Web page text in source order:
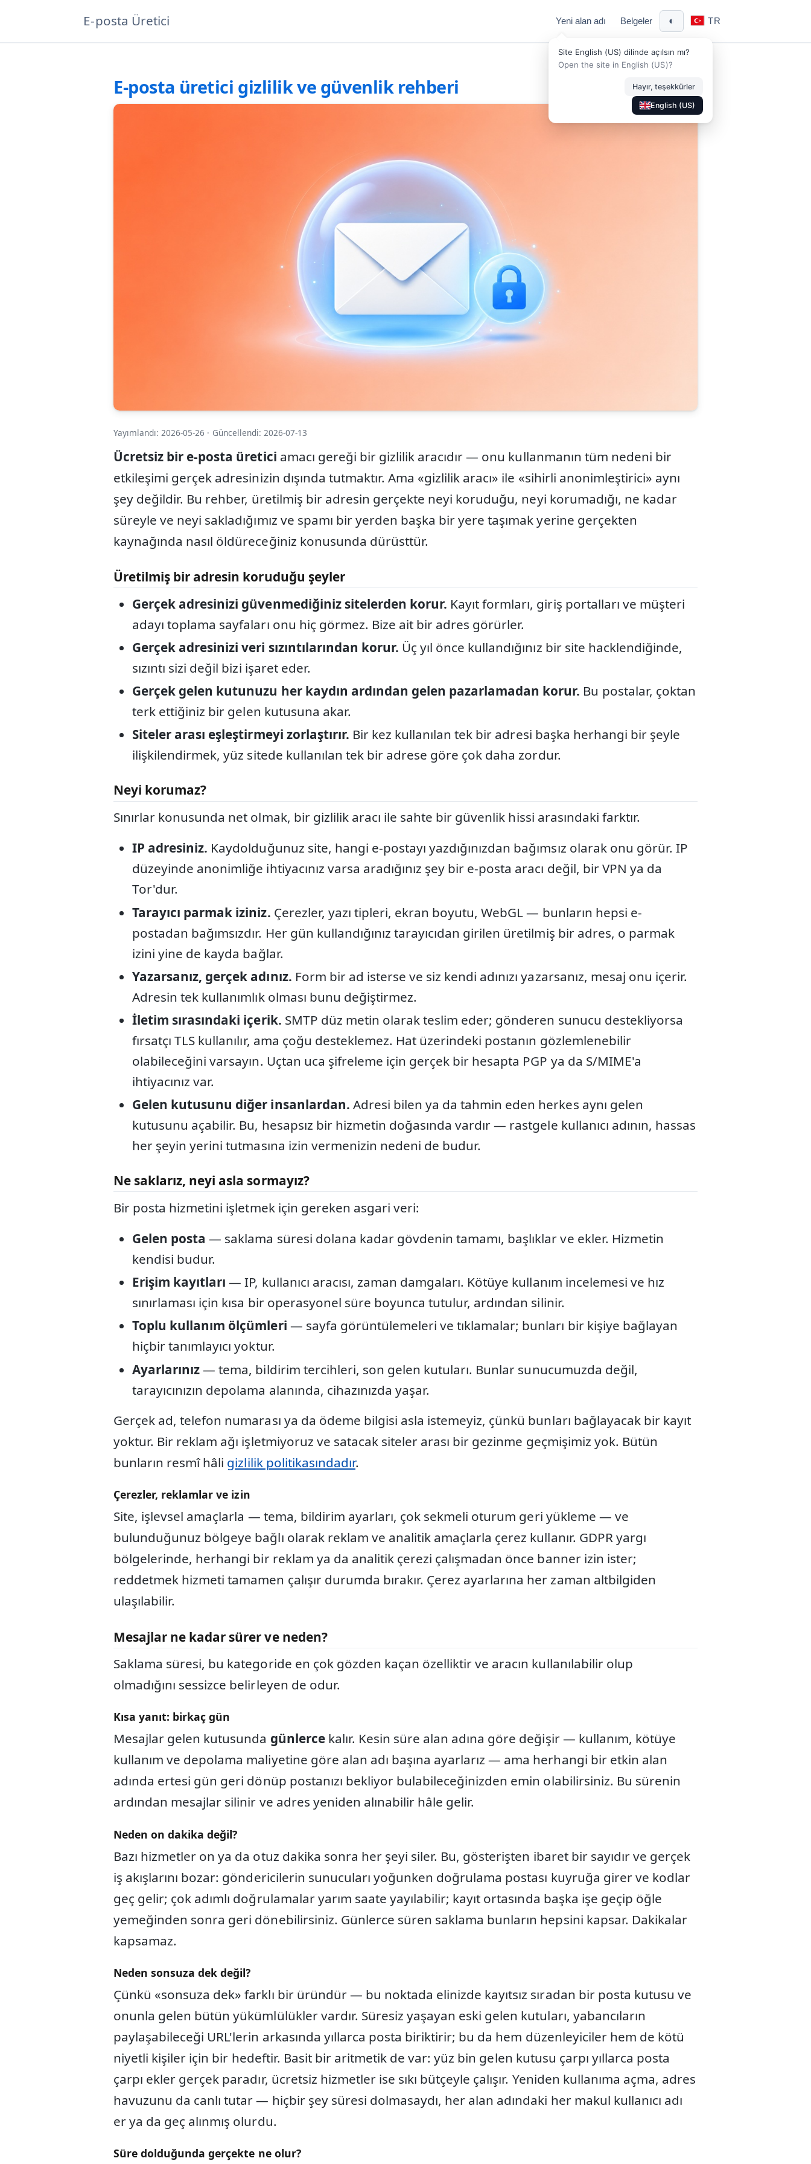
E-posta Üretici Yeni alan adı Belgeler ◐ TR
Site English (US) dilinde açılsın mı?
Open the site in English (US)?
Hayır, teşekkürler
English (US)
E-posta üretici gizlilik ve güvenlik rehberi
Yayımlandı: 2026-05-26 · Güncellendi: 2026-07-13
Ücretsiz bir e-posta üretici amacı gereği bir gizlilik aracıdır — onu kullanmanın tüm nedeni bir
etkileşimi gerçek adresinizin dışında tutmaktır. Ama «gizlilik aracı» ile «sihirli anonimleştirici» aynı
şey değildir. Bu rehber, üretilmiş bir adresin gerçekte neyi koruduğu, neyi korumadığı, ne kadar
süreyle ve neyi sakladığımız ve spamı bir yerden başka bir yere taşımak yerine gerçekten
kaynağında nasıl öldüreceğiniz konusunda dürüsttür.
Üretilmiş bir adresin koruduğu şeyler
Gerçek adresinizi güvenmediğiniz sitelerden korur. Kayıt formları, giriş portalları ve müşteri
adayı toplama sayfaları onu hiç görmez. Bize ait bir adres görürler.
Gerçek adresinizi veri sızıntılarından korur. Üç yıl önce kullandığınız bir site hacklendiğinde,
sızıntı sizi değil bizi işaret eder.
Gerçek gelen kutunuzu her kaydın ardından gelen pazarlamadan korur. Bu postalar, çoktan
terk ettiğiniz bir gelen kutusuna akar.
Siteler arası eşleştirmeyi zorlaştırır. Bir kez kullanılan tek bir adresi başka herhangi bir şeyle
ilişkilendirmek, yüz sitede kullanılan tek bir adrese göre çok daha zordur.
Neyi korumaz?
Sınırlar konusunda net olmak, bir gizlilik aracı ile sahte bir güvenlik hissi arasındaki farktır.
IP adresiniz. Kaydolduğunuz site, hangi e-postayı yazdığınızdan bağımsız olarak onu görür. IP
düzeyinde anonimliğe ihtiyacınız varsa aradığınız şey bir e-posta aracı değil, bir VPN ya da
Tor'dur.
Tarayıcı parmak iziniz. Çerezler, yazı tipleri, ekran boyutu, WebGL — bunların hepsi e-
postadan bağımsızdır. Her gün kullandığınız tarayıcıdan girilen üretilmiş bir adres, o parmak
izini yine de kayda bağlar.
Yazarsanız, gerçek adınız. Form bir ad isterse ve siz kendi adınızı yazarsanız, mesaj onu içerir.
Adresin tek kullanımlık olması bunu değiştirmez.
İletim sırasındaki içerik. SMTP düz metin olarak teslim eder; gönderen sunucu destekliyorsa
fırsatçı TLS kullanılır, ama çoğu desteklemez. Hat üzerindeki postanın gözlemlenebilir
olabileceğini varsayın. Uçtan uca şifreleme için gerçek bir hesapta PGP ya da S/MIME'a
ihtiyacınız var.
Gelen kutusunu diğer insanlardan. Adresi bilen ya da tahmin eden herkes aynı gelen
kutusunu açabilir. Bu, hesapsız bir hizmetin doğasında vardır — rastgele kullanıcı adının, hassas
her şeyin yerini tutmasına izin vermenizin nedeni de budur.
Ne saklarız, neyi asla sormayız?
Bir posta hizmetini işletmek için gereken asgari veri:
Gelen posta — saklama süresi dolana kadar gövdenin tamamı, başlıklar ve ekler. Hizmetin
kendisi budur.
Erişim kayıtları — IP, kullanıcı aracısı, zaman damgaları. Kötüye kullanım incelemesi ve hız
sınırlaması için kısa bir operasyonel süre boyunca tutulur, ardından silinir.
Toplu kullanım ölçümleri — sayfa görüntülemeleri ve tıklamalar; bunları bir kişiye bağlayan
hiçbir tanımlayıcı yoktur.
Ayarlarınız— tema, bildirim tercihleri, son gelen kutuları. Bunlar sunucumuzda değil,
tarayıcınızın depolama alanında, cihazınızda yaşar.
Gerçek ad, telefon numarası ya da ödeme bilgisi asla istemeyiz, çünkü bunları bağlayacak bir kayıt
yoktur. Bir reklam ağı işletmiyoruz ve satacak siteler arası bir gezinme geçmişimiz yok. Bütün
bunların resmî hâli gizlilik politikasındadır.
Çerezler, reklamlar ve izin
Site, işlevsel amaçlarla — tema, bildirim ayarları, çok sekmeli oturum geri yükleme — ve
bulunduğunuz bölgeye bağlı olarak reklam ve analitik amaçlarla çerez kullanır. GDPR yargı
bölgelerinde, herhangi bir reklam ya da analitik çerezi çalışmadan önce banner izin ister;
reddetmek hizmeti tamamen çalışır durumda bırakır. Çerez ayarlarına her zaman altbilgiden
ulaşılabilir.
Mesajlar ne kadar sürer ve neden?
Saklama süresi, bu kategoride en çok gözden kaçan özelliktir ve aracın kullanılabilir olup
olmadığını sessizce belirleyen de odur.
Kısa yanıt: birkaç gün
Mesajlar gelen kutusunda günlercekalır. Kesin süre alan adına göre değişir — kullanım, kötüye
kullanım ve depolama maliyetine göre alan adı başına ayarlarız — ama herhangi bir etkin alan
adında ertesi gün geri dönüp postanızı bekliyor bulabileceğinizden emin olabilirsiniz. Bu sürenin
ardından mesajlar silinir ve adres yeniden alınabilir hâle gelir.
Neden on dakika değil?
Bazı hizmetler on ya da otuz dakika sonra her şeyi siler. Bu, gösterişten ibaret bir sayıdır ve gerçek
iş akışlarını bozar: göndericilerin sunucuları yoğunken doğrulama postası kuyruğa girer ve kodlar
geç gelir; çok adımlı doğrulamalar yarım saate yayılabilir; kayıt ortasında başka işe geçip öğle
yemeğinden sonra geri dönebilirsiniz. Günlerce süren saklama bunların hepsini kapsar. Dakikalar
kapsamaz.
Neden sonsuza dek değil?
Çünkü «sonsuza dek» farklı bir üründür — bu noktada elinizde kayıtsız sıradan bir posta kutusu ve
onunla gelen bütün yükümlülükler vardır. Süresiz yaşayan eski gelen kutuları, yabancıların
paylaşabileceği URL'lerin arkasında yıllarca posta biriktirir; bu da hem düzenleyiciler hem de kötü
niyetli kişiler için bir hedeftir. Basit bir aritmetik de var: yüz bin gelen kutusu çarpı yıllarca posta
çarpı ekler gerçek paradır, ücretsiz hizmetler ise sıkı bütçeyle çalışır. Yeniden kullanıma açma, adres
havuzunu da canlı tutar — hiçbir şey süresi dolmasaydı, her alan adındaki her makul kullanıcı adı
er ya da geç alınmış olurdu.
Süre dolduğunda gerçekte ne olur?